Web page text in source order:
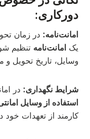
دورکاری:
امانت‌نامه: در زمان
یک امانت‌نامه تنظیم
وسایل، تاریخ تحویل و
شرایط نگهداری: در
استفاده از وسایل
کارمند از تعهدات خود